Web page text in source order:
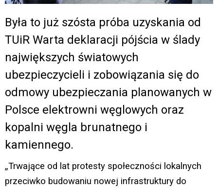
Była to już szósta próba uzyskania od
TUiR Warta deklaracji pójścia w ślady
największych światowych
ubezpieczycieli i zobowiązania się do
odmowy ubezpieczania planowanych w
Polsce elektrowni węglowych oraz
kopalni węgla brunatnego i
kamiennego.
„Trwające od lat protesty społeczności lokalnych
przeciwko budowaniu nowej infrastruktury do